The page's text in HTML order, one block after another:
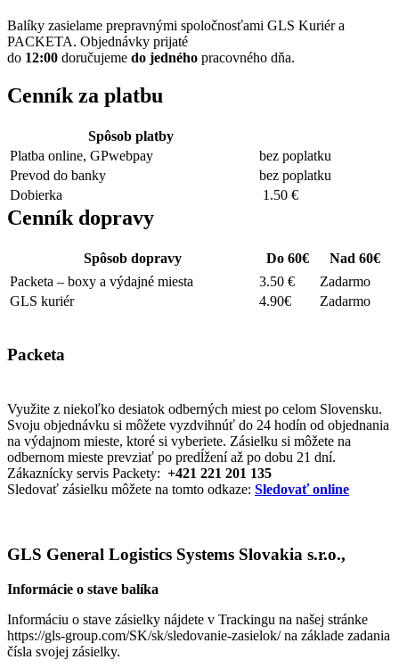
Balíky zasielame prepravnými spoločnosťami GLS Kuriér a
PACKETA. Objednávky prijaté
do 12:00 doručujeme do jedného pracovného dňa.
Cenník za platbu
Spôsob platby
Platba online, GPwebpay
bez poplatku
Prevod do banky
bez poplatku
Dobierka
1.50 €
Cenník dopravy
Spôsob dopravy Do 60€
Nad 60€
Packeta – boxy a výdajné miesta
3.50 €
Zadarmo
GLS kuriér
4.90€ Zadarmo
Packeta
Využite z niekoľko desiatok odberných miest po celom Slovensku.
Svoju objednávku si môžete vyzdvihnúť do 24 hodín od objednania
na výdajnom mieste, ktoré si vyberiete. Zásielku si môžete na
odbernom mieste prevziať po predĺžení až po dobu 21 dní.
Zákaznícky servis Packety: +421 221 201 135
Sledovať zásielku môžete na tomto odkaze: Sledovať online
GLS General Logistics Systems Slovakia s.r.o.,
Informácie o stave balíka
Informáciu o stave zásielky nájdete v Trackingu na našej stránke
https://gls-group.com/SK/sk/sledovanie-zasielok/ na základe zadania
čísla svojej zásielky.